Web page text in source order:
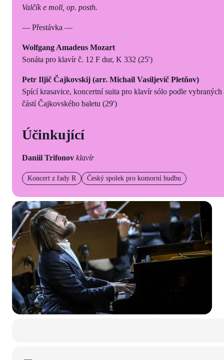
Valčík e moll, op. posth.
— Přestávka —
Wolfgang Amadeus Mozart
Sonáta pro klavír č. 12 F dur, K 332 (25')
Petr Iljič Čajkovskij (arr. Michail Vasiljevič Pletňov)
Spící krasavice, koncertní suita pro klavír sólo podle vybraných
částí Čajkovského baletu (29')
Účinkující
Daniil Trifonov klavír
Koncert z řady R Český spolek pro komorní hudbu